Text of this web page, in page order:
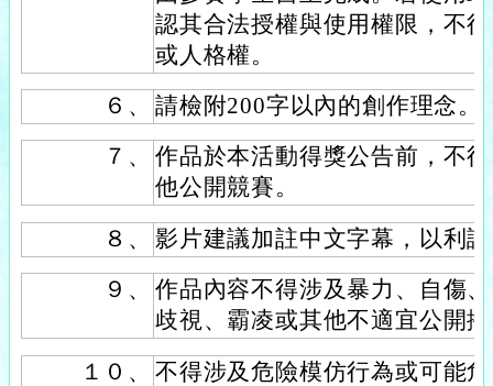
認其合法授權與使用權限，不
或人格權。
６、
請檢附200字以內的創作理念。
７、
作品於本活動得獎公告前，不
他公開競賽。
８、
影片建議加註中文字幕，以利
９、
作品內容不得涉及暴力、自傷
歧視、霸凌或其他不適宜公開
１０、
不得涉及危險模仿行為或可能